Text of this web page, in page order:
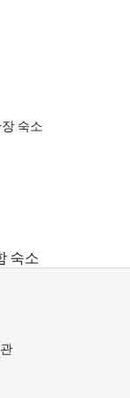
숙소
숙소